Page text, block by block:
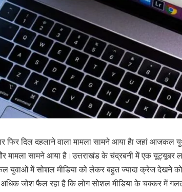
फिर दिल दहलाने वाला मामला सामने आया हैा जहां
मामला सामने आया है।उत्तराखंड के चंद्रबनी में एक यूट्यूबर
युवाओं में सोशल मीडिया को लेकर बहुत ज्यादा क्रेज देखने को
अधिक जोश फैल रहा है कि लोग सोशल मीडिया के चक्कर में